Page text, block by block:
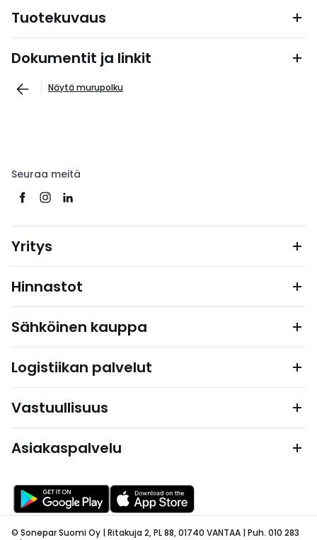
Tuotekuvaus
Dokumentit ja linkit
Näytä murupolku
Seuraa meitä
Yritys
Hinnastot
Sähköinen kauppa
Logistiikan palvelut
Vastuullisuus
Asiakaspalvelu
© Sonepar Suomi Oy | Ritakuja 2, PL 88, 01740 VANTAA | Puh. 010 283